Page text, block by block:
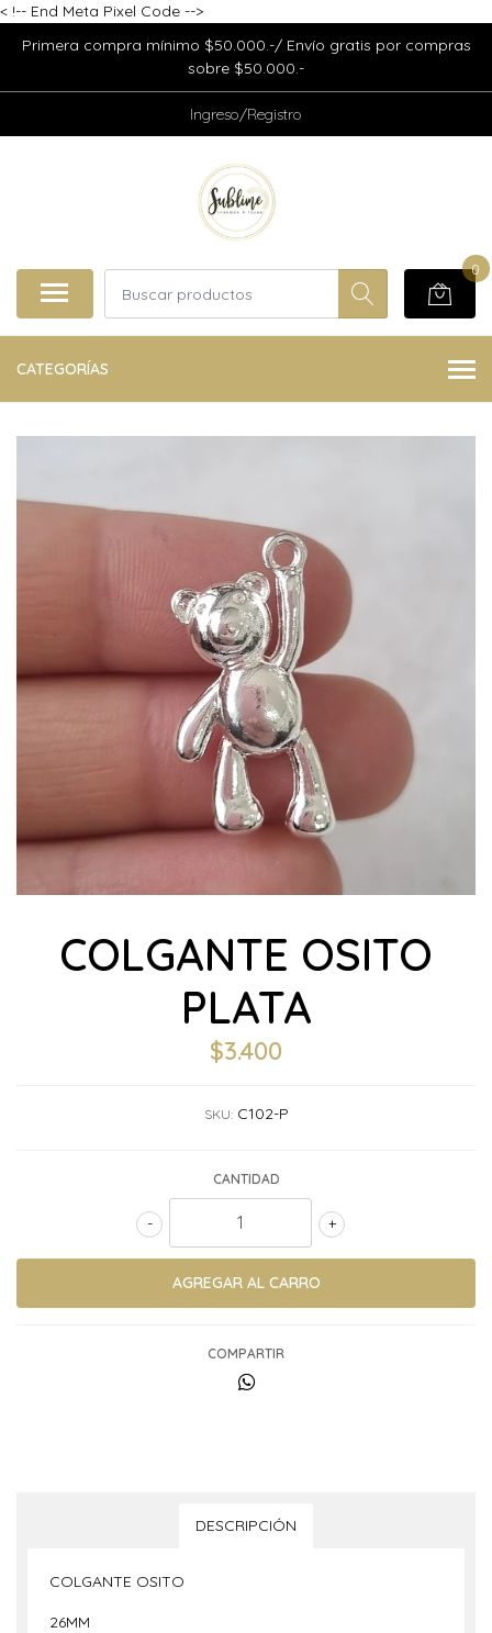
< !-- End Meta Pixel Code -->
Primera compra mínimo $50.000.-/ Envío gratis por compras
sobre $50.000.-
Ingreso/Registro
0
CATEGORÍAS
COLGANTE OSITO
PLATA
$3.400
SKU: C102-P
CANTIDAD
+
-
COMPARTIR
DESCRIPCIÓN
COLGANTE OSITO
26MM